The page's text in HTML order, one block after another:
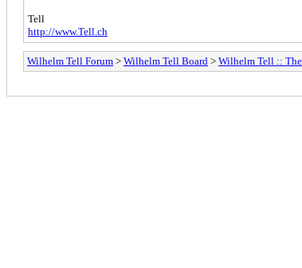
Tell
http://www.Tell.ch
Wilhelm Tell Forum > Wilhelm Tell Board > Wilhelm Tell ::